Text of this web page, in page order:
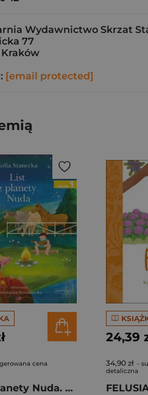
Wydawnictwo Skrzat
77
Kraków
[email protected]
cena
List z planety Nuda. Czytam sobie. Poziom 1
24,39
34,90 zł -
detaliczna